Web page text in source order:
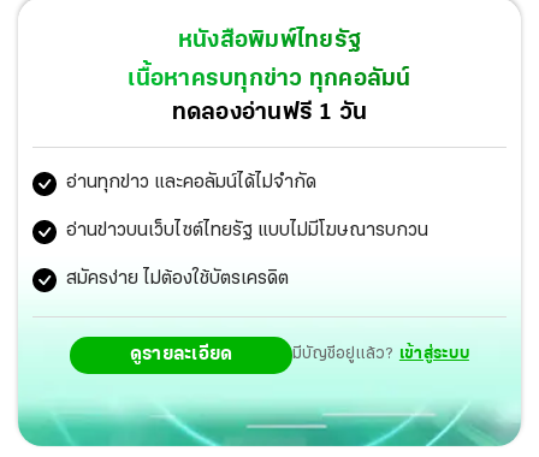
ออนไลน์ เบนเข็มเจาะตลาดต่างประเทศเพิ่มเติม โดยชูความ
เป็นเอกลักษณ์ “เงาะราชบุรี” หวาน หอม กรอบ ล่อน อร่อย
หนังสือพิมพ์ไทยรัฐ
เนื้อหาครบทุกข่าว ทุกคอลัมน์
ทดลองอ่านฟรี 1 วัน
อ่านทุกข่าว และคอลัมน์ได้ไม่จำกัด
อ่านข่าวบนเว็บไซต์ไทยรัฐ แบบไม่มีโฆษณารบกวน
สมัครง่าย ไม่ต้องใช้บัตรเครดิต
ดูรายละเอียด มีบัญชีอยู่แล้ว? เข้าสู่ระบบ